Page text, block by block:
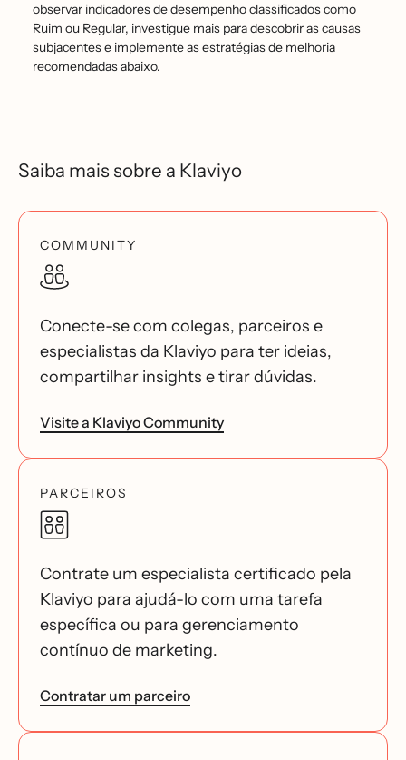
observar indicadores de desempenho classificados como
Ruim ou Regular, investigue mais para descobrir as causas
subjacentes e implemente as estratégias de melhoria
recomendadas abaixo.
Saiba mais sobre a Klaviyo
COMMUNITY
Conecte-se com colegas, parceiros e
especialistas da Klaviyo para ter ideias,
compartilhar insights e tirar dúvidas.
Visite a Klaviyo Community
PARCEIROS
Contrate um especialista certificado pela
Klaviyo para ajudá-lo com uma tarefa
específica ou para gerenciamento
contínuo de marketing.
Contratar um parceiro